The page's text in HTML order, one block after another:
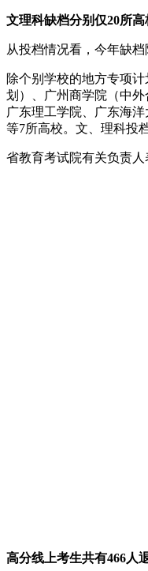
文理科缺档分别仅20所高
从投档情况看，今年缺
除个别学校的地方专项
划）、广州商学院（中
广东理工学院、广东海
等7所高校。文、理科投
省教育考试院有关负责
高分线上考生共有466人